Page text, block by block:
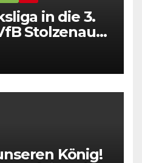
in die 3.
Stolzenau
König!